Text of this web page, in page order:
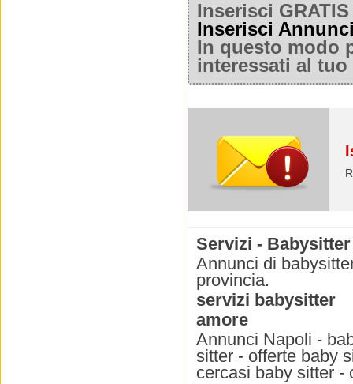
Inserisci
Inserisci
In questo modo
interessati al
Servizi -
Annunci di
provincia.
servizi babysitter
amore
Annunci Napoli -
sitter - offerte baby
cercasi baby sitter -